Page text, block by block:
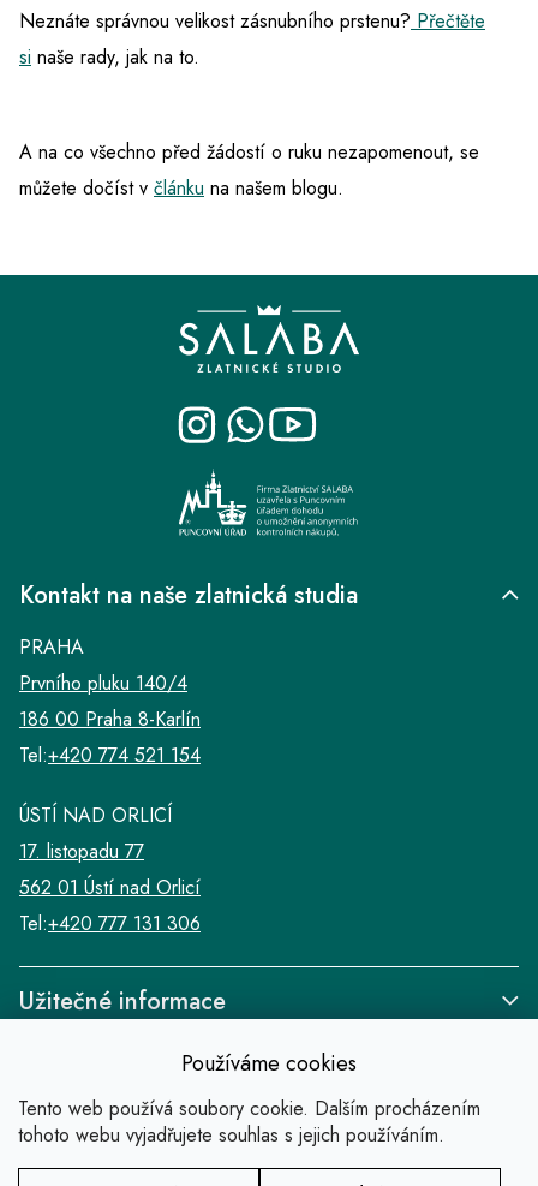
Používáme cookies
Tento web používá soubory cookie. Dalším procházením
tohoto webu vyjadřujete souhlas s jejich používáním.
Neznáte správnou velikost zásnubního prstenu? Přečtěte
si naše rady, jak na to.
A na co všechno před žádostí o ruku nezapomenout, se
můžete dočíst v článku na našem blogu.
Užitečné informace
Kontakt na naše zlatnická studia
PRAHA
Prvního pluku 140/4
186 00 Praha 8-Karlín
Tel:+420 774 521 154
ÚSTÍ NAD ORLICÍ
17. listopadu 77
562 01 Ústí nad Orlicí
Tel:+420 777 131 306